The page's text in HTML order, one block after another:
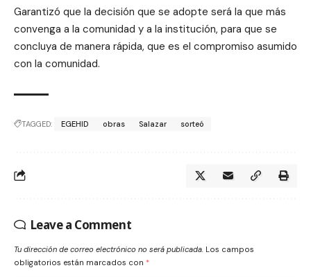
Garantizó que la decisión que se adopte será la que más
convenga a la comunidad y a la institución, para que se
concluya de manera rápida, que es el compromiso asumido
con la comunidad.
TAGGED: EGEHID obras Salazar sorteó
Leave a Comment
Tu dirección de correo electrónico no será publicada. Los campos
obligatorios están marcados con *